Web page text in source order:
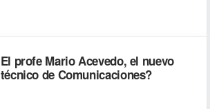
El profe Mario Acevedo, el nuevo
técnico de Comunicaciones?